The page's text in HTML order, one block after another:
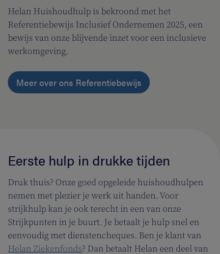
Helan Huishoudhulp is bekroond met het
Referentiebewijs Inclusief Ondernemen 2025, een
bewijs van onze blijvende inzet voor een inclusieve
werkomgeving.
Meer over ons Referentiebewijs
Eerste hulp in drukke tijden
Druk thuis? Onze goed opgeleide huishoudhulpen
nemen met plezier je werk uit handen. Voor
strijkhulp kan je ook terecht in een van onze
Strijkpunten in je buurt. Je betaalt je hulp snel en
eenvoudig met dienstencheques. Ben je klant van
Helan Ziekenfonds? Dan betaalt Helan een deel van